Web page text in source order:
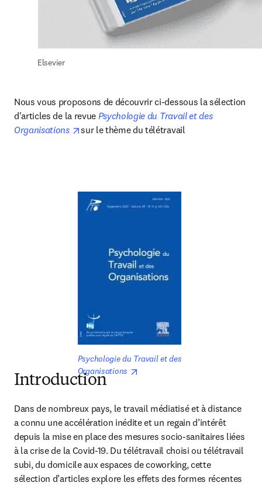
Elsevier
Nous vous proposons de découvrir ci-dessous la sélection
d'articles de la revue Psychologie du Travail et des
Organisations
opens in new tab/window
sur le thème du télétravail
Psychologie du Travail et des
Organisations
Introduction
Dans de nombreux pays, le travail médiatisé et à distance
a connu une accélération inédite et un regain d’intérêt
depuis la mise en place des mesures socio-sanitaires liées
à la crise de la Covid-19. Du télétravail choisi ou télétravail
subi, du domicile aux espaces de coworking, cette
sélection d’articles explore les effets des formes récentes